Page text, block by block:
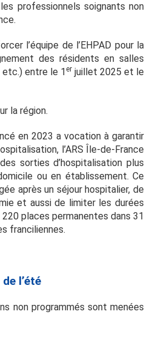
professionnels soignants non
l’équipe de l’EHPAD pour la
des résidents en salles
entre le 1 er juillet 2025 et le
la région.
en 2023 a vocation à garantir
l’ARS Île-de-France
sorties d’hospitalisation plus
ou en établissement. Ce
après un séjour hospitalier, de
et aussi de limiter les durées
places permanentes dans 31
franciliennes.
l’été
non programmés sont menées